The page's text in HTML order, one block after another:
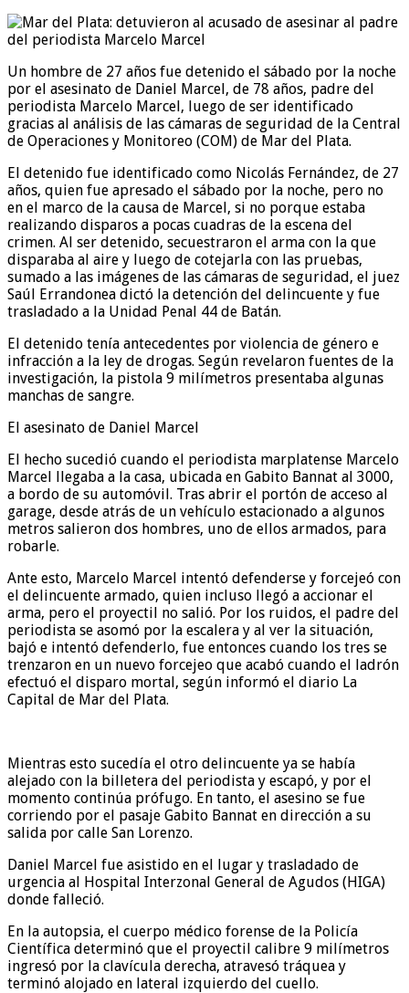
Un hombre de 27 años fue detenido el sábado por la noche
por el asesinato de Daniel Marcel, de 78 años, padre del
periodista Marcelo Marcel, luego de ser identificado
gracias al análisis de las cámaras de seguridad de la Central
de Operaciones y Monitoreo (COM) de Mar del Plata.
El detenido fue identificado como Nicolás Fernández, de 27
años, quien fue apresado el sábado por la noche, pero no
en el marco de la causa de Marcel, si no porque estaba
realizando disparos a pocas cuadras de la escena del
crimen. Al ser detenido, secuestraron el arma con la que
disparaba al aire y luego de cotejarla con las pruebas,
sumado a las imágenes de las cámaras de seguridad, el juez
Saúl Errandonea dictó la detención del delincuente y fue
trasladado a la Unidad Penal 44 de Batán.
El detenido tenía antecedentes por violencia de género e
infracción a la ley de drogas. Según revelaron fuentes de la
investigación, la pistola 9 milímetros presentaba algunas
manchas de sangre.
El asesinato de Daniel Marcel
El hecho sucedió cuando el periodista marplatense Marcelo
Marcel llegaba a la casa, ubicada en Gabito Bannat al 3000,
a bordo de su automóvil. Tras abrir el portón de acceso al
garage, desde atrás de un vehículo estacionado a algunos
metros salieron dos hombres, uno de ellos armados, para
robarle.
Ante esto, Marcelo Marcel intentó defenderse y forcejeó con
el delincuente armado, quien incluso llegó a accionar el
arma, pero el proyectil no salió. Por los ruidos, el padre del
periodista se asomó por la escalera y al ver la situación,
bajó e intentó defenderlo, fue entonces cuando los tres se
trenzaron en un nuevo forcejeo que acabó cuando el ladrón
efectuó el disparo mortal, según informó el diario La
Capital de Mar del Plata.
Mientras esto sucedía el otro delincuente ya se había
alejado con la billetera del periodista y escapó, y por el
momento continúa prófugo. En tanto, el asesino se fue
corriendo por el pasaje Gabito Bannat en dirección a su
salida por calle San Lorenzo.
Daniel Marcel fue asistido en el lugar y trasladado de
urgencia al Hospital Interzonal General de Agudos (HIGA)
donde falleció.
En la autopsia, el cuerpo médico forense de la Policía
Científica determinó que el proyectil calibre 9 milímetros
ingresó por la clavícula derecha, atravesó tráquea y
terminó alojado en lateral izquierdo del cuello.